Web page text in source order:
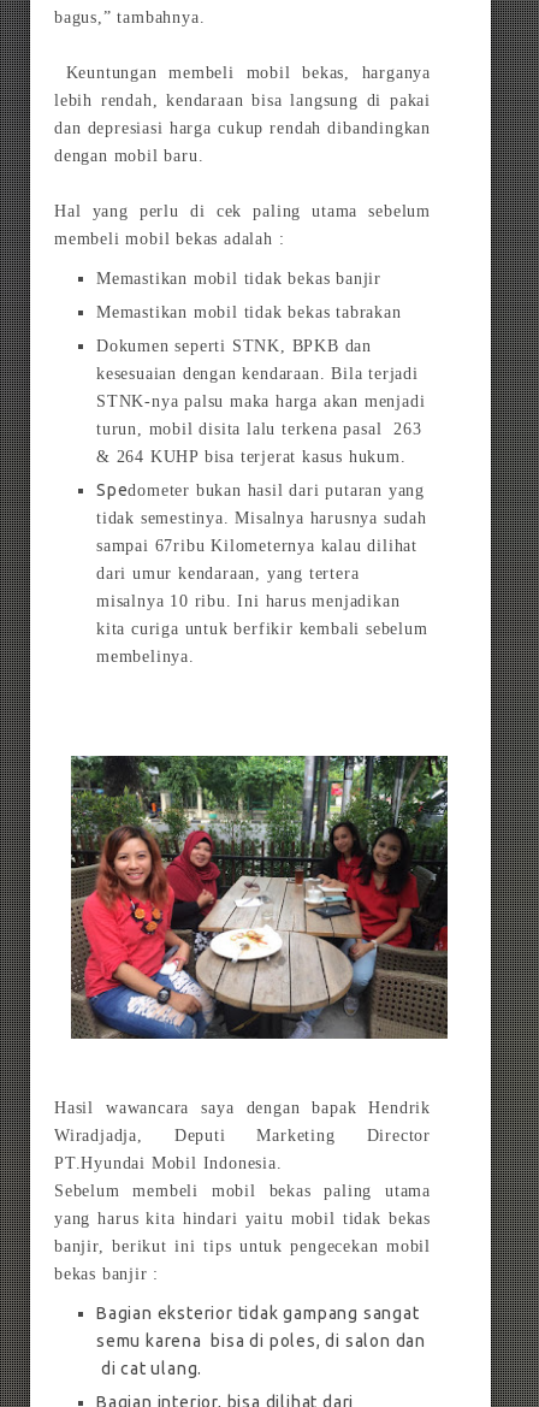
bagus,” tambahnya.
Keuntungan membeli mobil bekas, harganya
lebih rendah, kendaraan bisa langsung di pakai
dan depresiasi harga cukup rendah dibandingkan
dengan mobil baru.
Hal yang perlu di cek paling utama sebelum
membeli mobil bekas adalah :
Memastikan mobil tidak bekas banjir
Memastikan mobil tidak bekas tabrakan
Dokumen seperti STNK, BPKB dan
kesesuaian dengan kendaraan. Bila terjadi
STNK-nya palsu maka harga akan menjadi
turun, mobil disita lalu terkena pasal 263
& 264 KUHP bisa terjerat kasus hukum.
Spedometer bukan hasil dari putaran yang
tidak semestinya. Misalnya harusnya sudah
sampai 67ribu Kilometernya kalau dilihat
dari umur kendaraan, yang tertera
misalnya 10 ribu. Ini harus menjadikan
kita curiga untuk berfikir kembali sebelum
membelinya.
Hasil wawancara saya dengan bapak Hendrik
Wiradjadja, Deputi Marketing Director
PT.Hyundai Mobil Indonesia.
Sebelum membeli mobil bekas paling utama
yang harus kita hindari yaitu mobil tidak bekas
banjir, berikut ini tips untuk pengecekan mobil
bekas banjir :
Bagian eksterior tidak gampang sangat
semu karena bisa di poles, di salon dan
di cat ulang.
Bagian interior, bisa dilihat dari